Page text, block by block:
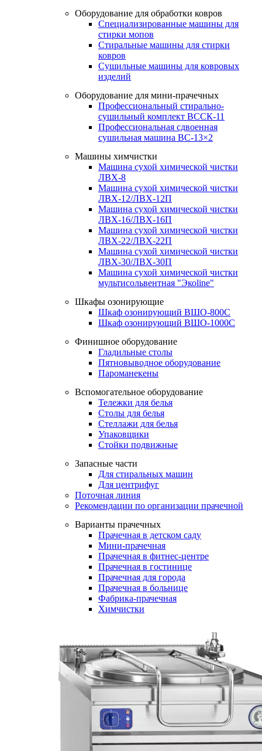
Оборудование для обработки ковров
Специализированные машины для
стирки мопов
Стиральные машины для стирки
ковров
Сушильные машины для ковровых
изделий
Оборудование для мини-прачечных
Профессиональный стирально-
сушильный комплект ВССК-11
Профессиональная сдвоенная
сушильная машина ВС-13×2
Машины химчистки
Машина сухой химической чистки
ЛВХ-8
Машина сухой химической чистки
ЛВХ-12/ЛВХ-12П
Машина сухой химической чистки
ЛВХ-16/ЛВХ-16П
Машина сухой химической чистки
ЛВХ-22/ЛВХ-22П
Машина сухой химической чистки
ЛВХ-30/ЛВХ-30П
Машина сухой химической чистки
мультисольвентная "Экоline"
Шкафы озонирующие
Шкаф озонирующий ВШО-800С
Шкаф озонирующий ВШО-1000С
Финишное оборудование
Гладильные столы
Пятновыводное оборудование
Пароманекены
Вспомогательное оборудование
Тележки для белья
Столы для белья
Стеллажи для белья
Упаковщики
Стойки подвижные
Запасные части
Для стиральных машин
Для центрифуг
Поточная линия
Рекомендации по организации прачечной
Варианты прачечных
Прачечная в детском саду
Мини-прачечная
Прачечная в фитнес-центре
Прачечная в гостинице
Прачечная для города
Прачечная в больнице
Фабрика-прачечная
Химчистки